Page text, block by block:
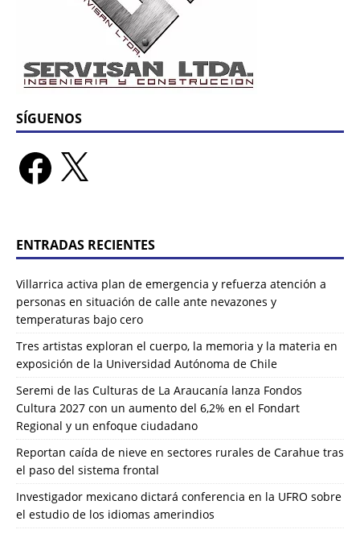
SÍGUENOS
ENTRADAS RECIENTES
Villarrica activa plan de emergencia y refuerza atención a
personas en situación de calle ante nevazones y
temperaturas bajo cero
Tres artistas exploran el cuerpo, la memoria y la materia en
exposición de la Universidad Autónoma de Chile
Seremi de las Culturas de La Araucanía lanza Fondos
Cultura 2027 con un aumento del 6,2% en el Fondart
Regional y un enfoque ciudadano
Reportan caída de nieve en sectores rurales de Carahue tras
el paso del sistema frontal
Investigador mexicano dictará conferencia en la UFRO sobre
el estudio de los idiomas amerindios